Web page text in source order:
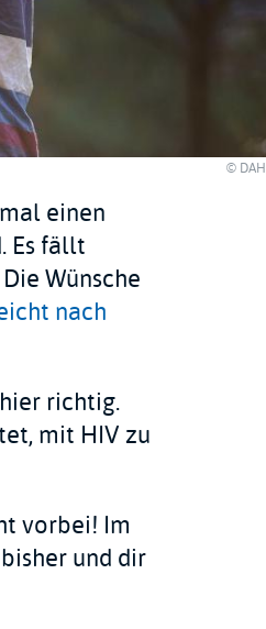
© DAH
einen
Es fällt
Wünsche
nach
richtig.
mit HIV zu
vorbei! Im
und dir